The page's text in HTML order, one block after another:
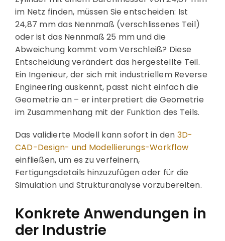
im Netz finden, müssen Sie entscheiden: Ist
24,87 mm das Nennmaß (verschlissenes Teil)
oder ist das Nennmaß 25 mm und die
Abweichung kommt vom Verschleiß? Diese
Entscheidung verändert das hergestellte Teil.
Ein Ingenieur, der sich mit industriellem Reverse
Engineering auskennt, passt nicht einfach die
Geometrie an – er interpretiert die Geometrie
im Zusammenhang mit der Funktion des Teils.
Das validierte Modell kann sofort in den 3D-
CAD-Design- und Modellierungs-Workflow
einfließen, um es zu verfeinern,
Fertigungsdetails hinzuzufügen oder für die
Simulation und Strukturanalyse vorzubereiten.
Konkrete Anwendungen in
der Industrie